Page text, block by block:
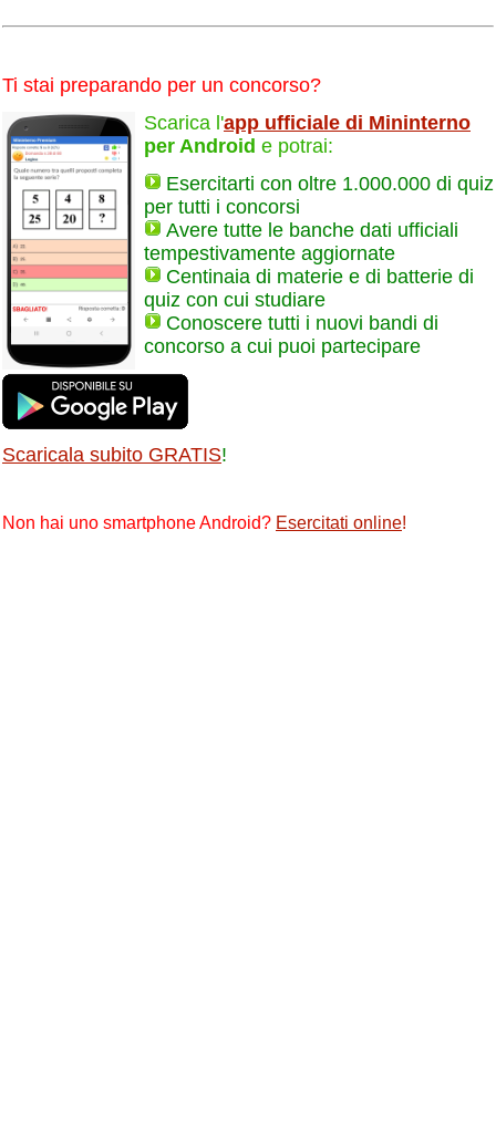
Ti stai preparando per un concorso?
Scarica l'app ufficiale di Mininterno
per Android e potrai:
Esercitarti con oltre 1.000.000 di quiz
per tutti i concorsi
Avere tutte le banche dati ufficiali
tempestivamente aggiornate
Centinaia di materie e di batterie di
quiz con cui studiare
Conoscere tutti i nuovi bandi di
concorso a cui puoi partecipare
Scaricala subito GRATIS!
Non hai uno smartphone Android? Esercitati online!